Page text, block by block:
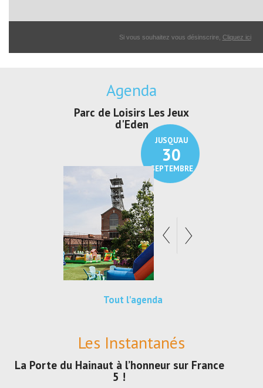
Si vous souhaitez vous désinscrire, Cliquez ici
Agenda
JUSQU'AU
21
SEPTEMBRE
Exposition "Lucien Jonas -
Au pays du charbon ...
Tout l'agenda
Les Instantanés
La Porte du Hainaut à l’honneur sur France
5 !